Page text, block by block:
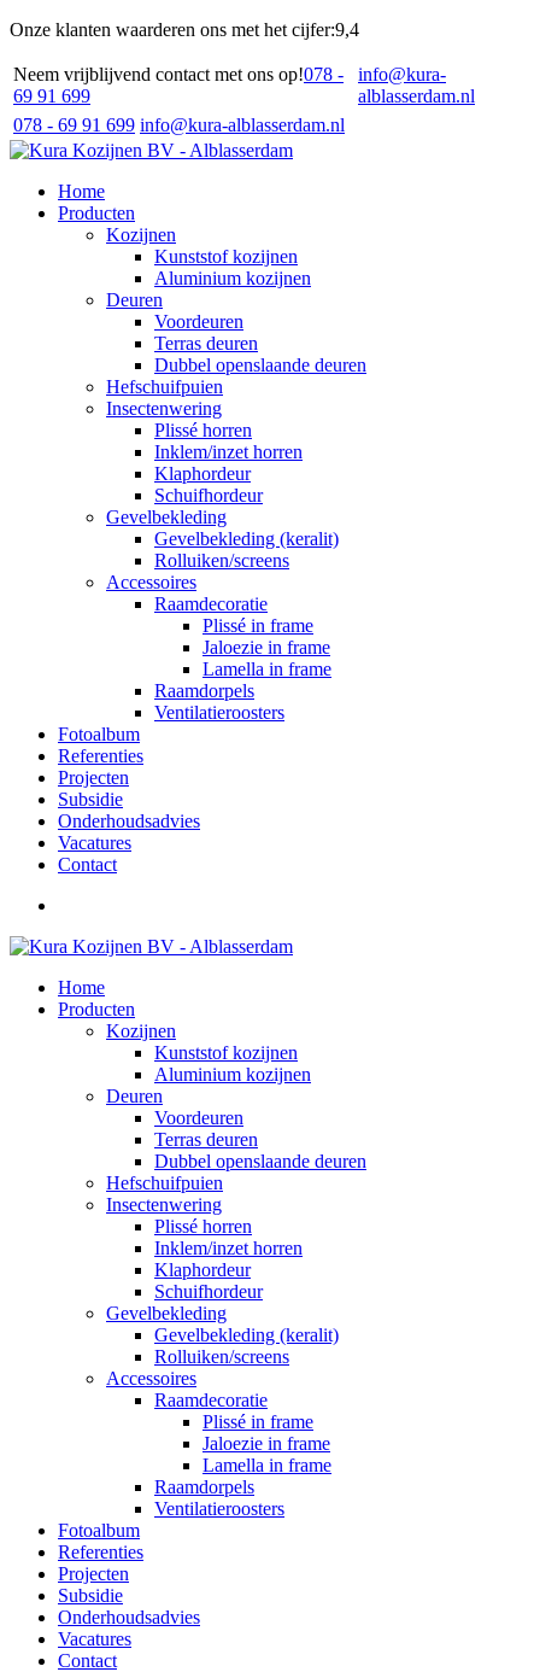
Onze klanten waarderen ons met het cijfer:9,4
Neem vrijblijvend contact met ons op!078 -
69 91 699
info@kura-
alblasserdam.nl
078 - 69 91 699 info@kura-alblasserdam.nl
Home
Producten
Kozijnen
Kunststof kozijnen
Aluminium kozijnen
Deuren
Voordeuren
Terras deuren
Dubbel openslaande deuren
Hefschuifpuien
Insectenwering
Plissé horren
Inklem/inzet horren
Klaphordeur
Schuifhordeur
Gevelbekleding
Gevelbekleding (keralit)
Rolluiken/screens
Accessoires
Raamdecoratie
Plissé in frame
Jaloezie in frame
Lamella in frame
Raamdorpels
Ventilatieroosters
Fotoalbum
Referenties
Projecten
Subsidie
Onderhoudsadvies
Vacatures
Contact
Home
Producten
Kozijnen
Kunststof kozijnen
Aluminium kozijnen
Deuren
Voordeuren
Terras deuren
Dubbel openslaande deuren
Hefschuifpuien
Insectenwering
Plissé horren
Inklem/inzet horren
Klaphordeur
Schuifhordeur
Gevelbekleding
Gevelbekleding (keralit)
Rolluiken/screens
Accessoires
Raamdecoratie
Plissé in frame
Jaloezie in frame
Lamella in frame
Raamdorpels
Ventilatieroosters
Fotoalbum
Referenties
Projecten
Subsidie
Onderhoudsadvies
Vacatures
Contact